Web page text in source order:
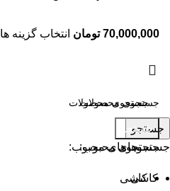
70,000,000 تومان انتخاب گزینه ها
جستجو
جستجوهای محبوب:
کاشی
جستجو
جستجوهای محبوب:
کاشی